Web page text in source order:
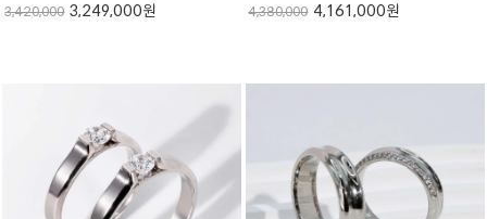
3,420,000 3,249,000원 4,380,000 4,161,000원